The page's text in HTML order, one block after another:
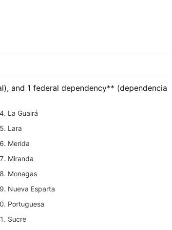
and 1 federal dependency** (dependencia
La Guairá
Lara
Merida
Miranda
Monagas
Nueva Esparta
Portuguesa
Sucre